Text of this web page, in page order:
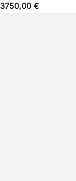
3750,00€